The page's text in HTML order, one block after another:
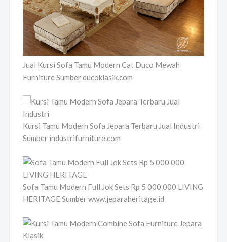
Jual Kursi Sofa Tamu Modern Cat Duco Mewah
Furniture Sumber ducoklasik.com
Kursi Tamu Modern Sofa Jepara Terbaru Jual Industri
Sumber industrifurniture.com
Sofa Tamu Modern Full Jok Sets Rp 5 000 000 LIVING
HERITAGE Sumber www.jeparaheritage.id